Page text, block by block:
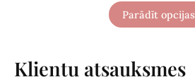
Parādīt opcijas
Klientu atsauksmes